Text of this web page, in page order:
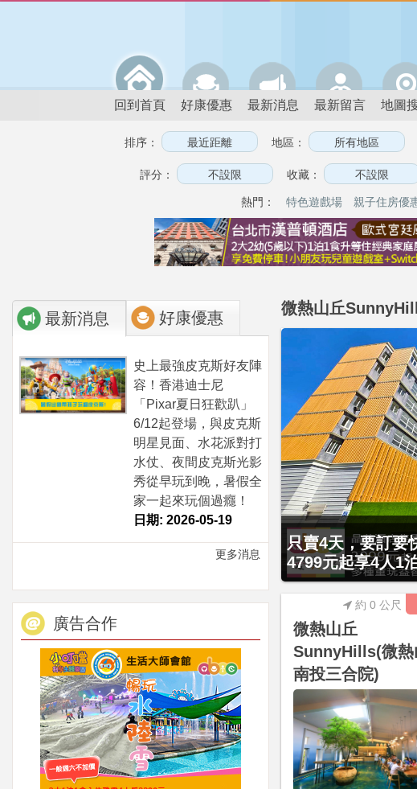
回到首頁 好康優惠 最新消息 最新留言 地圖
排序： 地區：
評分： 收藏：
熱門： 特色遊戲場 親子住房優
最新消息 好康優惠
史上最強皮克斯好友陣
容！香港迪士尼
「Pixar夏日狂歡趴」
6/12起登場，與皮克斯
明星見面、水花派對打
水仗、夜間皮克斯光影
秀從早玩到晚，暑假全
家一起來玩個過癮！
日期: 2026-05-19
更多消息
廣告合作
微熱山丘
只賣4天，要訂要
4799元起享4人1
暑假週六及連假
升等住小木屋樓
微熱山丘
SunnyHills(微熱
南投三合院)
約 0 公尺